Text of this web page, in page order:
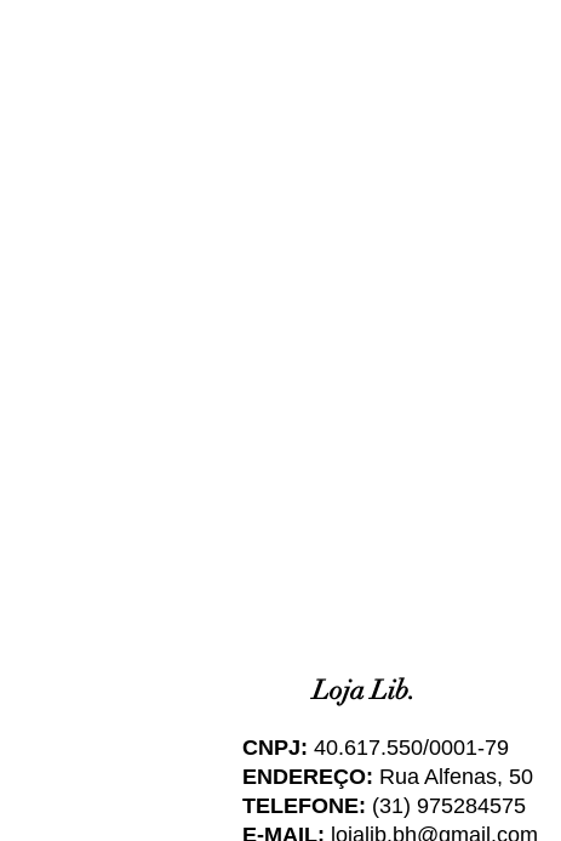
Loja Lib.
CNPJ: 40.617.550/0001-79
ENDEREÇO: Rua Alfenas, 50
TELEFONE: (31) 975284575
E-MAIL: lojalib.bh@gmail.com